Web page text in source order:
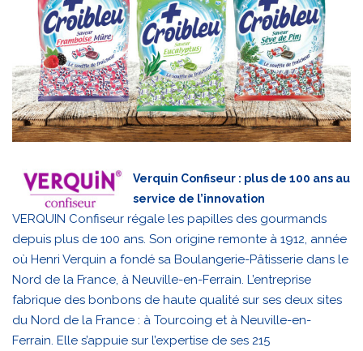
Verquin Confiseur : plus de 100 ans au
service de l’innovation
VERQUIN Confiseur régale les papilles des gourmands
depuis plus de 100 ans. Son origine remonte à 1912, année
où Henri Verquin a fondé sa Boulangerie-Pâtisserie dans le
Nord de la France, à Neuville-en-Ferrain. L’entreprise
fabrique des bonbons de haute qualité sur ses deux sites
du Nord de la France : à Tourcoing et à Neuville-en-
Ferrain. Elle s’appuie sur l’expertise de ses 215